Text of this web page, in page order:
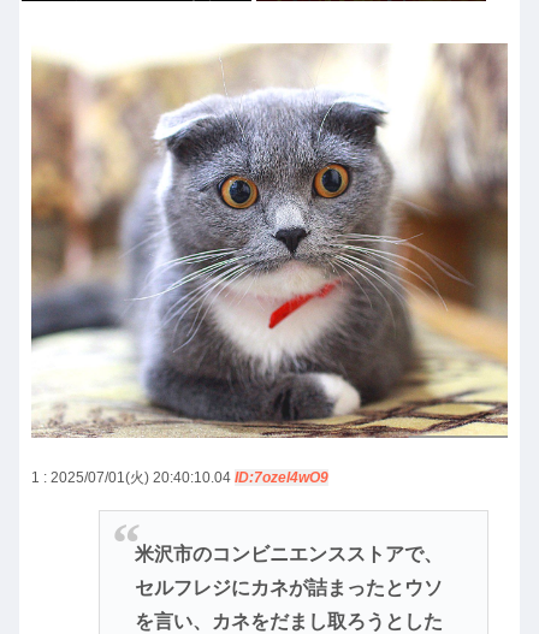
1 : 2025/07/01(火) 20:40:10.04 ID:7ozel4wO9
米沢市のコンビニエンスストアで、
セルフレジにカネが詰まったとウソ
を言い、カネをだまし取ろうとした